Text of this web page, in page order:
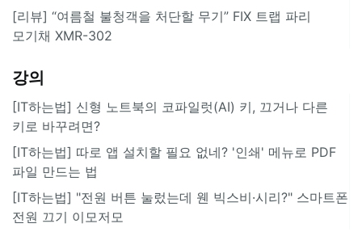
[리뷰] “여름철 불청객을 처단할 무기” FIX 트랩 파리
모기채 XMR-302
강의
[IT하는법] 신형 노트북의 코파일럿(AI) 키, 끄거나 다른
키로 바꾸려면?
[IT하는법] 따로 앱 설치할 필요 없네? '인쇄' 메뉴로 PDF
파일 만드는 법
[IT하는법] "전원 버튼 눌렀는데 웬 빅스비·시리?" 스마트폰
전원 끄기 이모저모